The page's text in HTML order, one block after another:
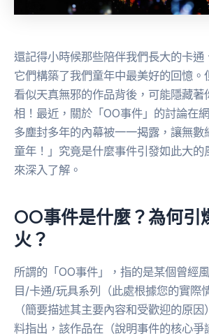
還記得小時候那些陪伴我們長大的卡通
它們構築了我們童年中最美好的回憶。
看似天真無邪的作品背後，可能隱藏著
相！最近，關於「OO事件」的討論在
多塵封多年的內幕被一一揭露，讓無數
童年！」究竟是什麼事件引發如此大的
來深入了解。
OO事件是什麼？為何引
火？
所謂的「OO事件」，指的是某個曾經
目/卡通/玩具系列（此處根據您的實際
（簡要描述其主要內容和受歡迎的原
料指出，該作品在（說明事件的核心爭